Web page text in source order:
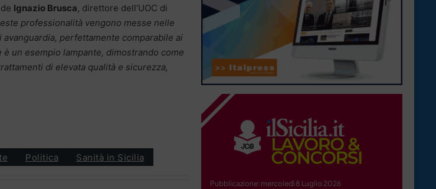
Ignazio Brusca, direttore dell’UOC di
professionalità vengono messe nelle
perfettamente comparabile ai
un esempio lampante, dimostrando come
di elevata qualità e sicurezza,
Politica Sanità in Sicilia
Pubblicazione: mercoledì 8 Luglio 2026